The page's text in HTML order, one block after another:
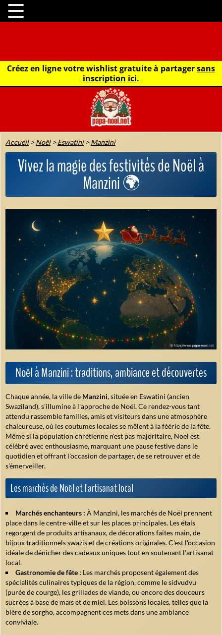
Créez en ligne votre wishlist gratuite à partagersans
inscription ici.
Accueil>Noël>Eswatini>Manzini
Vivez la magie des festivités de Noël à
Manzini 🌍
Noël à Manzini : traditions, ambiance et découvertes
Chaque année, la ville de Manzini, située en Eswatini (ancien
Swaziland), s'illumine à l'approche de Noël. Ce rendez-vous tant
attendu rassemble familles, amis et visiteurs dans une atmosphère
chaleureuse, où les coutumes locales se mêlent à la féérie de la fête.
Même si la population chrétienne n'est pas majoritaire, Noël est
célébré avec enthousiasme, marquant une pause festive dans le
quotidien et offrant l'occasion de partager, de se retrouver et de
s'émerveiller.
Les marchés de Noël et l'artisanat local
Marchés enchanteurs : À Manzini, les marchés de Noël prennent
place dans le centre-ville et sur les places principales. Les étals
regorgent de produits artisanaux, de décorations faites main, de
bijoux traditionnels swazis et de créations originales. C'est l'occasion
idéale de dénicher des cadeaux uniques tout en soutenant l'artisanat
local.
Gastronomie de fête : Les marchés proposent également des
spécialités culinaires typiques de la région, comme lesidvudvu
(purée de courge), les grillades de viande, ou encore des douceurs
sucrées à base de maïs et de miel. Les boissons locales, telles que la
bière de sorgho, accompagnent ces mets dans une ambiance
conviviale.